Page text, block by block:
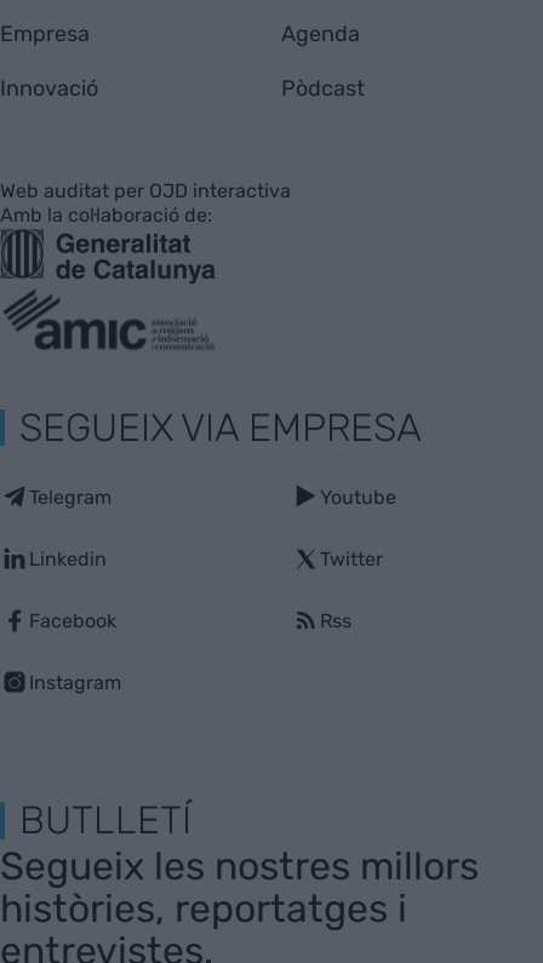
Empresa
Innovació
Agenda
Pòdcast
Web auditat per OJD interactiva
Amb la col·laboració de:
SEGUEIX VIA EMPRESA
Telegram
Linkedin
Facebook
Instagram
Youtube
Twitter
Rss
BUTLLETÍ
Segueix les nostres millors
històries, reportatges i
entrevistes.